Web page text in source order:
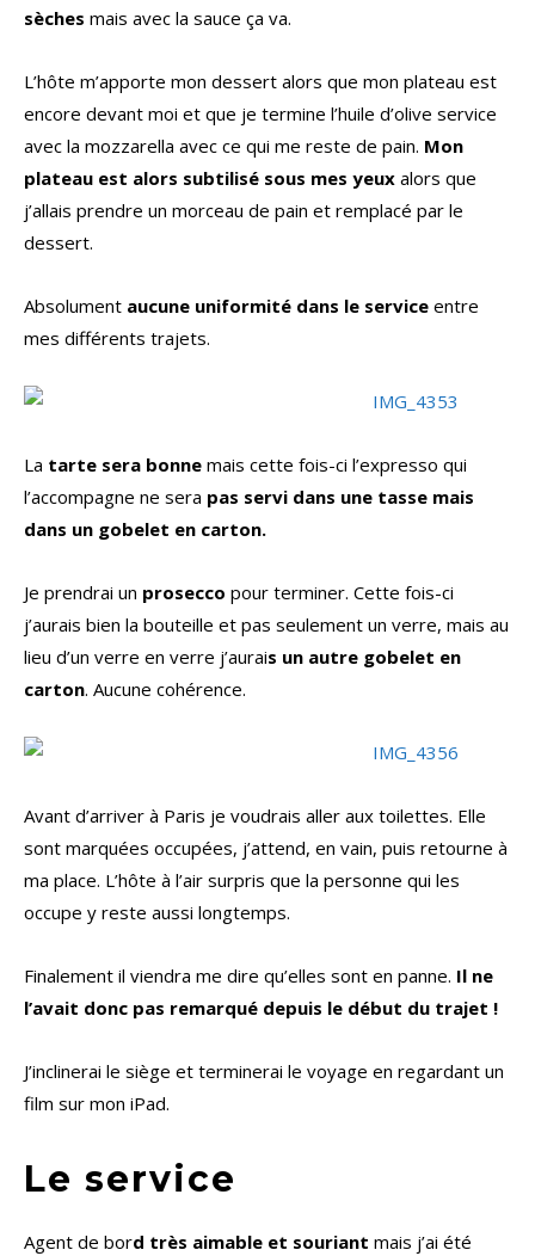
sèches mais avec la sauce ça va.
L’hôte m’apporte mon dessert alors que mon plateau est
encore devant moi et que je termine l’huile d’olive service
avec la mozzarella avec ce qui me reste de pain. Mon
plateau est alors subtilisé sous mes yeux alors que
j’allais prendre un morceau de pain et remplacé par le
dessert.
Absolument aucune uniformité dans le service entre
mes différents trajets.
La tarte sera bonne mais cette fois-ci l’expresso qui
l’accompagne ne sera pas servi dans une tasse mais
dans un gobelet en carton.
Je prendrai un prosecco pour terminer. Cette fois-ci
j’aurais bien la bouteille et pas seulement un verre, mais au
lieu d’un verre en verre j’aurais un autre gobelet en
carton. Aucune cohérence.
Avant d’arriver à Paris je voudrais aller aux toilettes. Elle
sont marquées occupées, j’attend, en vain, puis retourne à
ma place. L’hôte à l’air surpris que la personne qui les
occupe y reste aussi longtemps.
Finalement il viendra me dire qu’elles sont en panne. Il ne
l’avait donc pas remarqué depuis le début du trajet !
J’inclinerai le siège et terminerai le voyage en regardant un
film sur mon iPad.
Le service
Agent de bord très aimable et souriant mais j’ai été